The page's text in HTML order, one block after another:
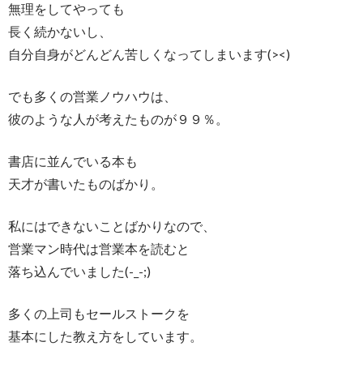
無理をしてやっても
長く続かないし、
自分自身がどんどん苦しくなってしまいます(><)
でも多くの営業ノウハウは、
彼のような人が考えたものが９９％。
書店に並んでいる本も
天才が書いたものばかり。
私にはできないことばかりなので、
営業マン時代は営業本を読むと
落ち込んでいました(-_-;)
多くの上司もセールストークを
基本にした教え方をしています。